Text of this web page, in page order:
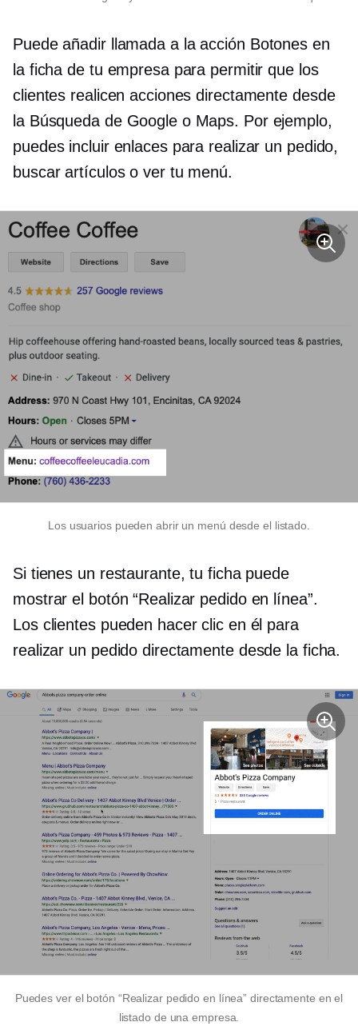
Puede añadir llamada a la acción Botones en
la ficha de tu empresa para permitir que los
clientes realicen acciones directamente desde
la Búsqueda de Google o Maps. Por ejemplo,
puedes incluir enlaces para realizar un pedido,
buscar artículos o ver tu menú.
Los usuarios pueden abrir un menú desde el listado.
Si tienes un restaurante, tu ficha puede
mostrar el botón “Realizar pedido en línea”.
Los clientes pueden hacer clic en él para
realizar un pedido directamente desde la ficha.
Puedes ver el botón “Realizar pedido en línea” directamente en el
listado de una empresa.